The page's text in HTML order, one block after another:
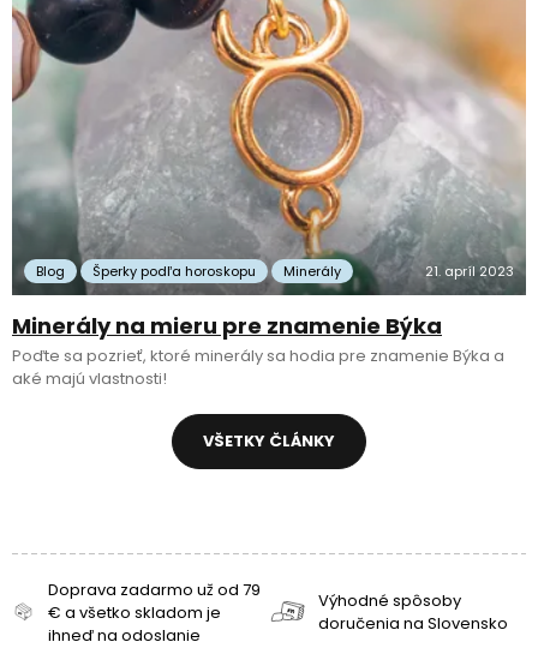
Blog Šperky podľa horoskopu Minerály 21. apríl 2023
Minerály na mieru pre znamenie Býka
Poďte sa pozrieť, ktoré minerály sa hodia pre znamenie Býka a
aké majú vlastnosti!
VŠETKY ČLÁNKY
Doprava zadarmo už od 79
€ a všetko skladom je
ihneď na odoslanie
Výhodné spôsoby
doručenia na Slovensko